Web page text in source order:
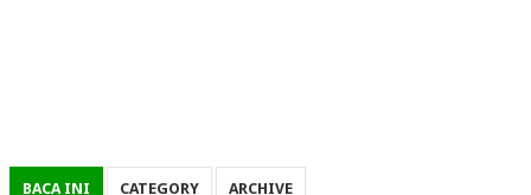
BACA INI CATEGORY ARCHIVE